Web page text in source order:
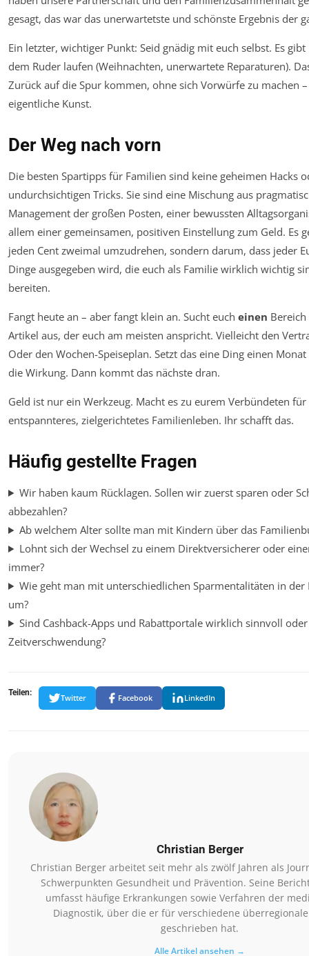
gesagt, das war das unerwartetste und schönste Ergebnis der
Ein letzter, wichtiger Punkt: Seid gnädig mit euch selbst. Es
dem Ruder laufen (Weihnachten, unerwartete Reparaturen).
Zurück auf die Spur kommen, ohne sich Vorwürfe zu machen
eigentliche Kunst.
Der Weg nach vorn
Die besten Spartipps für Familien sind keine geheimen Hacks
undurchsichtigen Tricks. Sie sind eine Mischung aus
Management der großen Posten, einer bewussten
allem einer gemeinsamen, positiven Einstellung zum Geld. Es
jeden Cent zweimal umzudrehen, sondern darum, dass jeder
Dinge ausgegeben wird, die euch als Familie wirklich wichtig
bereiten.
Fangt heute an – aber fangt klein an. Sucht euch einen
Artikel aus, der euch am meisten anspricht. Vielleicht den
Oder den Wochen-Speiseplan. Setzt das eine Ding einen
die Wirkung. Dann kommt das nächste dran.
Geld ist nur ein Werkzeug. Macht es zu eurem Verbündeten für
entspannteres, zielgerichtetes Familienleben. Ihr schafft das.
Häufig gestellte Fragen
Wir haben kaum Rücklagen. Sollen wir zuerst sparen oder
abbezahlen?
Ab welchem Alter sollte man mit Kindern über das
Lohnt sich der Wechsel zu einem Direktversicherer oder
immer?
Wie geht man mit unterschiedlichen Sparmentalitäten in der
um?
Sind Cashback-Apps und Rabattportale wirklich sinnvoll
Zeitverschwendung?
Teilen:
Twitter Facebook LinkedIn
Christian Berger
Christian Berger arbeitet seit mehr als zwölf Jahren als
Schwerpunkten Gesundheit und Prävention. Seine
umfasst häufige Erkrankungen sowie Verfahren der
Diagnostik, über die er für verschiedene
geschrieben hat.
Alle Artikel ansehen →